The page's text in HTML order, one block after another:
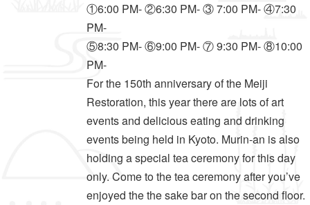
①6:00 PM- ②6:30 PM- ③ 7:00 PM- ④7:30
PM-
⑤8:30 PM- ⑥9:00 PM- ⑦ 9:30 PM- ⑧10:00
PM-
For the 150th anniversary of the Meiji
Restoration, this year there are lots of art
events and delicious eating and drinking
events being held in Kyoto. Murin-an is also
holding a special tea ceremony for this day
only. Come to the tea ceremony after you’ve
enjoyed the the sake bar on the second floor.